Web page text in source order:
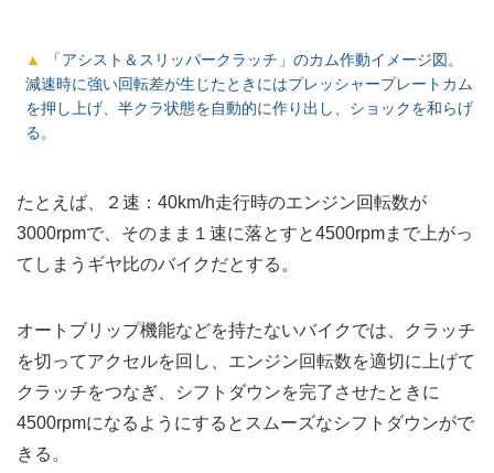
「アシスト＆スリッパークラッチ」のカム作動イメージ図。
減速時に強い回転差が生じたときにはプレッシャープレートカム
を押し上げ、半クラ状態を自動的に作り出し、ショックを和らげ
る。
たとえば、２速：40km/h走行時のエンジン回転数が
3000rpmで、そのまま１速に落とすと4500rpmまで上がっ
てしまうギヤ比のバイクだとする。
オートブリップ機能などを持たないバイクでは、クラッチ
を切ってアクセルを回し、エンジン回転数を適切に上げて
クラッチをつなぎ、シフトダウンを完了させたときに
4500rpmになるようにするとスムーズなシフトダウンがで
きる。